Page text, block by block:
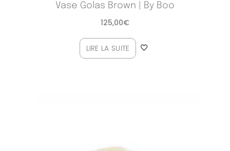
Vase Golas Brown | By Boo
125,00€
LIRE LA SUITE